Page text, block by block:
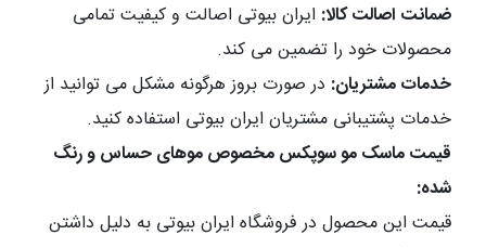
ضمانت اصالت کالا: ایران بیوتی اصالت و کیفیت تمامی
محصولات خود را تضمین می کند.
خدمات مشتریان: در صورت بروز هرگونه مشکل می توانید از
خدمات پشتیبانی مشتریان ایران بیوتی استفاده کنید.
قیمت ماسک مو سوپکس مخصوص موهای حساس و رنگ
شده:
قیمت این محصول در فروشگاه ایران بیوتی به دلیل داشتن